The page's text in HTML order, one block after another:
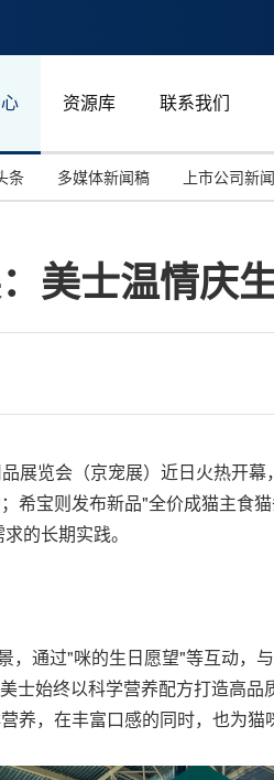
资源库 联系我们
投
能
马
条 多媒体新闻稿 上市公司新
美士温情庆
展览会（京宠展）近日火热开
希宝则发布新品"全价成猫主食
的长期实践。
通过"咪的生日愿望"等互动，
士始终以科学营养配方打造高
，在丰富口感的同时，也为